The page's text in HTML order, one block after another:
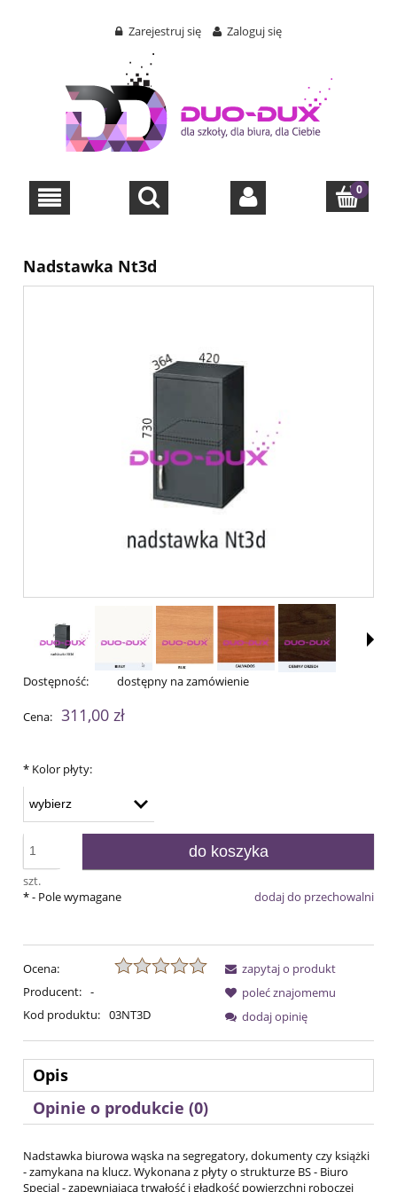
Zarejestruj się Zaloguj się
Nadstawka Nt3d
Dostępność: dostępny na zamówienie
Cena: 311,00 zł
* Kolor płyty:
szt.
do koszyka
dodaj do przechowalni
*- Pole wymagane
Ocena:
Producent: -
Kod produktu: 03NT3D
zapytaj o produkt
poleć znajomemu
dodaj opinię
Opis
Opinie o produkcie (0)
Nadstawka biurowa wąska na segregatory, dokumenty czy książki
- zamykana na klucz. Wykonana z płyty o strukturze BS - Biuro
Special - zapewniającą trwałość i gładkość powierzchni roboczej